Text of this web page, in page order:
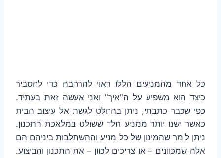
כל אחד מהמניעים הללו ראוי להרחבה כדי להסביר
כיצד הוא משפיע על ה"איך" ואני אעשה זאת בעתיד.
כפי שכבר כתבתי, ניתן בהחלט לגשת אל עיצוב הבית
כאשר ישנו יותר ממניע חלד ששולט במלאכת התכנון.
ניתן לומר שהמינון של כל מניע וההשתלבות ביניהם הם
אלה שמכוונים – או צריכים לכוון – את התכנון והביצוע.